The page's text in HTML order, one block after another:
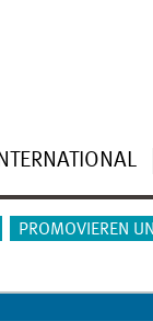
INTERNATIONAL
PROMOVIEREN